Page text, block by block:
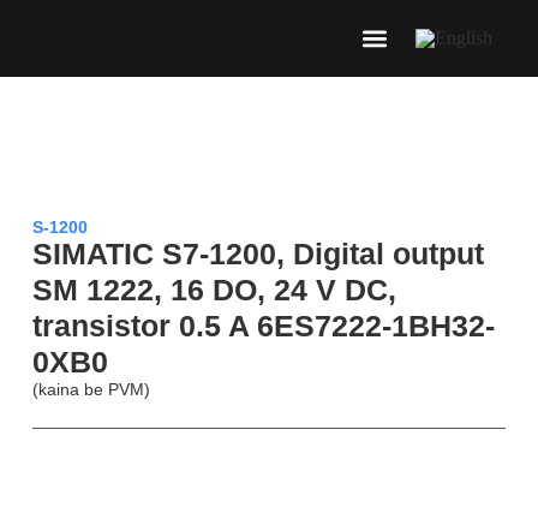
S-1200
SIMATIC S7-1200, Digital output
SM 1222, 16 DO, 24 V DC,
transistor 0.5 A 6ES7222-1BH32-
0XB0
(kaina be PVM)